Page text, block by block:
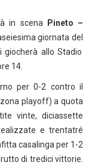
in scena
Pineto –
giornata del
giocherà allo Stadio
14.
per 0-2 contro il
playoff) a quota
vinte, diciassette
e trentatré
casalinga per 1-2
di tredici vittorie.